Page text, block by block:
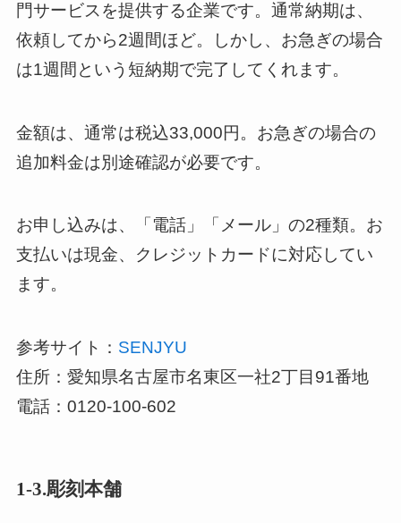
門サービスを提供する企業です。通常納期は、
依頼してから2週間ほど。しかし、お急ぎの場合
は1週間という短納期で完了してくれます。
金額は、通常は税込33,000円。お急ぎの場合の
追加料金は別途確認が必要です。
お申し込みは、「電話」「メール」の2種類。お
支払いは現金、クレジットカードに対応してい
ます。
参考サイト： SENJYU
住所：愛知県名古屋市名東区一社2丁目91番地
電話：0120-100-602
1-3.彫刻本舗